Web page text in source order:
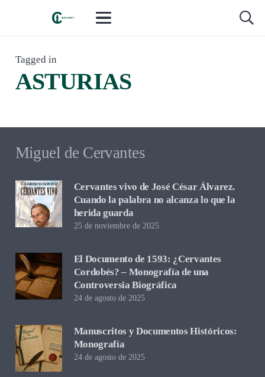
Tagged in
ASTURIAS
Los amores paralelos, de Mayte Uceda.
Dos hermanas y una España que se
Miguel de Cervantes
Cervantes vivo de José César Álvarez.
Cuando la palabra no alcanza lo que la
herida guarda
25 de noviembre de 2025
El Documento de 1593: ¿Cervantes
Cordobés? – Monografía de una
Controversia Biográfica
24 de agosto de 2025
Manuscritos y Documentos Históricos:
Monografía
24 de agosto de 2025